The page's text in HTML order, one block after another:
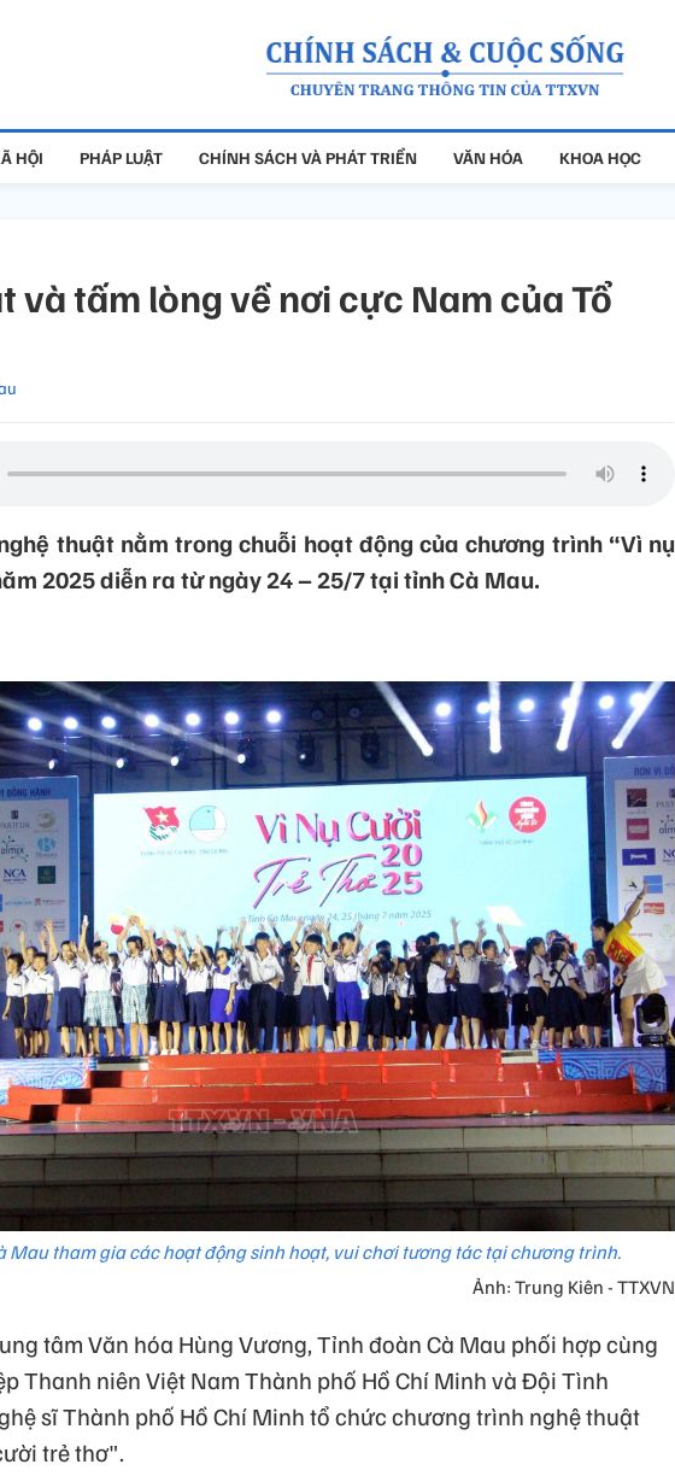
HỘI PHÁP LUẬT CHÍNH SÁCH VÀ PHÁT TRIỂN VĂN HÓA KHOA HỌC
và tấm lòng về nơi cực Nam của Tổ
thuật nằm trong chuỗi hoạt động của chương trình “Vì nụ
2025 diễn ra từ ngày 24 – 25/7 tại tỉnh Cà Mau.
Mau tham gia các hoạt động sinh hoạt, vui chơi tương tác tại chương trình.
Ảnh: Trung Kiên - TTXVN
tâm Văn hóa Hùng Vương, Tỉnh đoàn Cà Mau phối hợp cùng
Thanh niên Việt Nam Thành phố Hồ Chí Minh và Đội Tình
sĩ Thành phố Hồ Chí Minh tổ chức chương trình nghệ thuật
trẻ thơ".